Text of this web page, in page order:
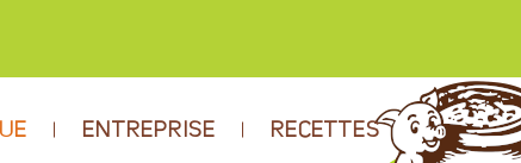
ENTREPRISE RECETTES